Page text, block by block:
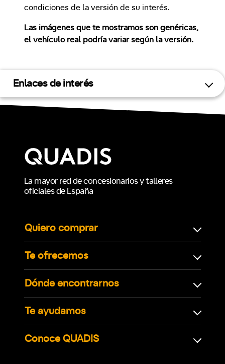
condiciones de la versión de su interés.
Las imágenes que te mostramos son genéricas,
el vehículo real podría variar según la versión.
Enlaces de interés
La mayor red de concesionarios y talleres
oficiales de España
Quiero comprar
Te ofrecemos
Dónde encontrarnos
Te ayudamos
Conoce QUADIS